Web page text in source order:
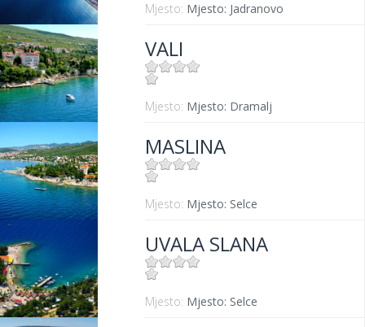
Mjesto: Mjesto: Jadranovo
VALI
Mjesto: Mjesto: Dramalj
MASLINA
Mjesto: Mjesto: Selce
UVALA SLANA
Mjesto: Mjesto: Selce